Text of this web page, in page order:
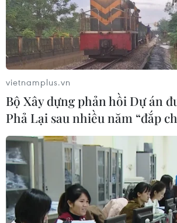
09/08/2026 16:20
Nga và Syria đạt thỏa thuận mới về
tương lai hai căn cứ chiến lược
09/08/2026 15:21
Vấn đề người di cư: Đức khôi phục
chế trả người xin tị nạn về Italy
09/08/2026 14:40
vietnamplus.vn
Bộ Xây dựng phản hồi Dự án
Phả Lại sau nhiều năm “đắp